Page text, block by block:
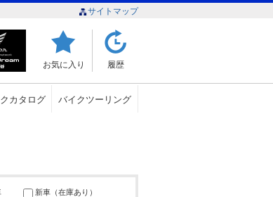
サイトマップ
お気に入り 履歴
カタログ バイクツーリング
新車（在庫あり）